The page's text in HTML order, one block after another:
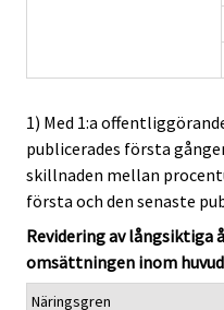
1) Med 1:a
publicerades första
skillnaden mellan
första och den senaste
Revidering av långsiktiga
omsättningen inom
Näringsgren